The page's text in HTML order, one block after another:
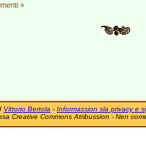
»
Vittorio Bertola - Informassion sla privacy e
Creative Commons Atribussion - Nen